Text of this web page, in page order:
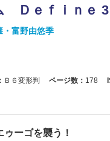
Ｄｅｆｉｎｅ 3
・富野由悠季
Ｂ６変形判 ページ数： 178
ーゴを襲う！